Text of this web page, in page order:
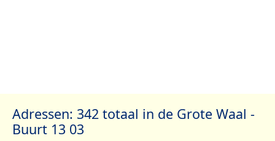
Adressen: 342 totaal in de Grote Waal -
Buurt 13 03